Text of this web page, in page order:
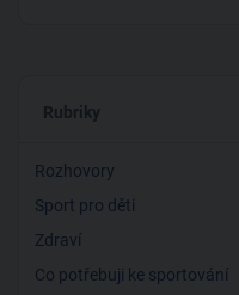
Rubriky
Rozhovory
Sport pro děti
Zdraví
Co potřebuji ke sportování